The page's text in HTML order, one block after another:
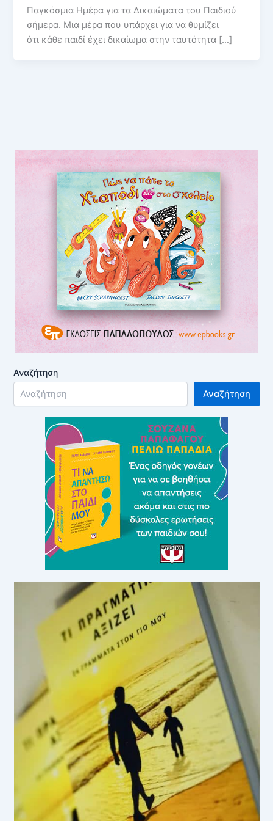
Παγκόσμια Ημέρα για τα Δικαιώματα του Παιδιού
σήμερα. Μια μέρα που υπάρχει για να θυμίζει
ότι κάθε παιδί έχει δικαίωμα στην ταυτότητα […]
Αναζήτηση
Αναζήτηση